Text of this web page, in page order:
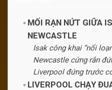
MỐI RẠN NỨT GIỮA
NEWCASTLE
Isak công khai “nổi
Newcastle cứng rắn
Liverpool đứng trước
LIVERPOOL CHẠY